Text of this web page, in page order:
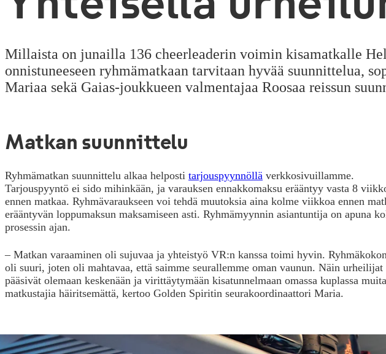
Millaista on junailla 136 cheerleaderin voimin kisamatkalle
onnistuneeseen ryhmämatkaan tarvitaan hyvää suunnittelua,
Mariaa sekä Gaias-joukkueen valmentajaa Roosaa reissun
Matkan suunnittelu
Ryhmämatkan suunnittelu alkaa helposti tarjouspyynnöllä verkkosivuillamme.
Tarjouspyyntö ei sido mihinkään, ja varauksen ennakkomaksu erääntyy vasta 8
ennen matkaa. Ryhmävaraukseen voi tehdä muutoksia aina kolme viikkoa ennen
erääntyvän loppumaksun maksamiseen asti. Ryhmämyynnin asiantuntija on apuna
prosessin ajan.
– Matkan varaaminen oli sujuvaa ja yhteistyö VR:n kanssa toimi hyvin.
oli suuri, joten oli mahtavaa, että saimme seurallemme oman vaunun. Näin urheilijat
pääsivät olemaan keskenään ja virittäytymään kisatunnelmaan omassa kuplassa muita
matkustajia häiritsemättä, kertoo Golden Spiritin seurakoordinaattori Maria.